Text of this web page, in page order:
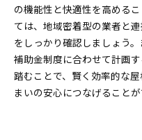
の機能性と快適性を高める
ては、地域密着型の業者と
をしっかり確認しましょう
補助金制度に合わせて計画
踏むことで、賢く効率的な
まいの安心につなげることが